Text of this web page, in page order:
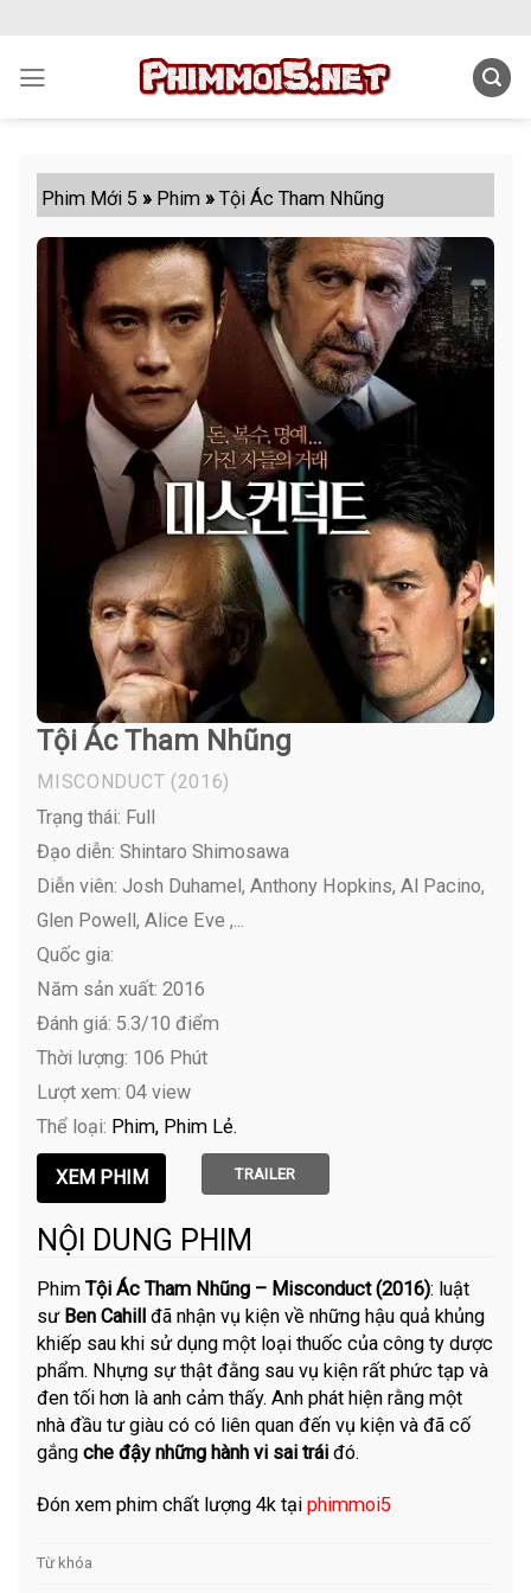
content
Phim Mới 5 » Phim »Tội Ác Tham Nhũng
Tội Ác Tham Nhũng
MISCONDUCT (2016)
Trạng thái: Full
Đạo diễn: Shintaro Shimosawa
Diễn viên: Josh Duhamel, Anthony Hopkins, Al Pacino,
Glen Powell, Alice Eve ,...
Quốc gia:
Năm sản xuất: 2016
Đánh giá: 5.3/10 điểm
Thời lượng: 106 Phút
Lượt xem: 04 view
Thể loại: Phim Phim Lẻ
TRAILER
NỘI DUNG PHIM
PhimTội Ác Tham Nhũng – Misconduct (2016): luật
sư Ben Cahill đã nhận vụ kiện về những hậu quả khủng
khiếp sau khi sử dụng một loại thuốc của công ty dược
phẩm. Nhựng sự thật đằng sau vụ kiện rất phức tạp và
đen tối hơn là anh cảm thấy. Anh phát hiện rằng một
nhà đầu tư giàu có có liên quan đến vụ kiện và đã cố
gắngche đậy những hành vi sai trái đó.
Đón xem phim chất lượng 4k tạiphimmoi5
Từ khóa